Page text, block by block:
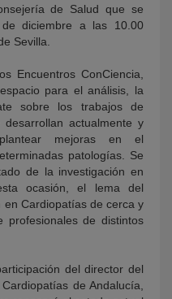
de Salud que se
diciembre a las 10.00
Sevilla.
Encuentros ConCiencia,
para el análisis, la
sobre los trabajos de
actualmente y
mejoras en el
patologías. Se
de la investigación en
ocasión, el lema del
Cardiopatías de cerca y
profesionales de distintos
del director del
de Andalucía,